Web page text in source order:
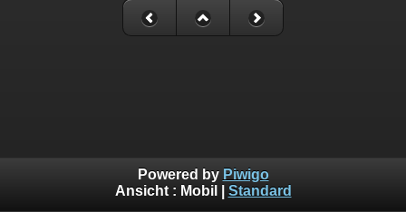
Powered by Piwigo
Ansicht : Mobil Standard